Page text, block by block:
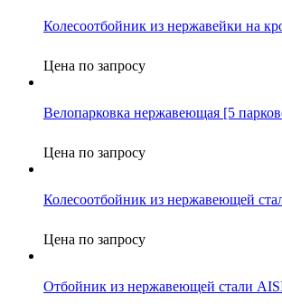
Колесоотбойник из нержавейки на
Цена по запросу
Велопарковка нержавеющая [5
Цена по запросу
Колесоотбойник из нержавеющей
Цена по запросу
Отбойник из нержавеющей стали